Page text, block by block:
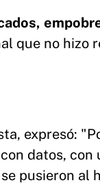
que no hizo
expresó:
datos,
pusieron al